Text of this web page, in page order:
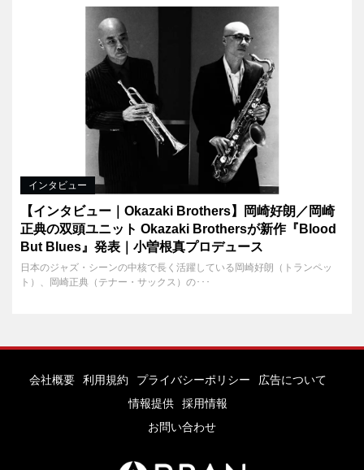
インタビュー
【インタビュー｜Okazaki Brothers】岡崎好朗／岡崎
正典の双頭ユニット Okazaki Brothersが新作『Blood
But Blues』発表｜小曽根真プロデュース
日本のジャズ・シーンの中核で長く活躍している岡崎好朗（トランペッ
ト）、岡崎正典（テナー・サックス）の･･･
会社概要 利用規約 プライバシーポリシー
広告について
情報提供
採用情報
お問い合わせ